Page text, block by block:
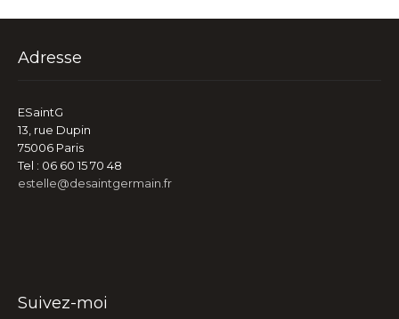
Adresse
ESaintG
13, rue Dupin
75006 Paris
Tel : 06 60 15 70 48
estelle@desaintgermain.fr
Suivez-moi